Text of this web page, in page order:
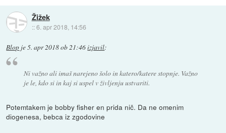
Žižek
::6. apr 2018, 14:56
Blop je5. apr 2018 ob 21:46izjavil:
Ni važno ali imaš narejeno šolo in katero/katere stopnje. Važno
je le, kdo si in kaj si uspel v življenju ustvariti.
Potemtakem je bobby fisher en prida nič. Da ne omenim
diogenesa, bebca iz zgodovine